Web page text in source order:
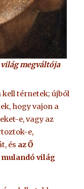
megváltója
térnetek; újból
hogy vajon a
e, vagy az
e,
és az Ő
mulandó világ